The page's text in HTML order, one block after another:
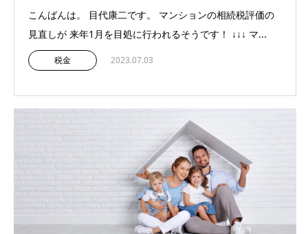
こんばんは。 目代康二です。 マンションの相続税評価の
見直しが 来年1月を目処に行われるそうです！ ↓↓↓ マ...
税金 2023.07.03